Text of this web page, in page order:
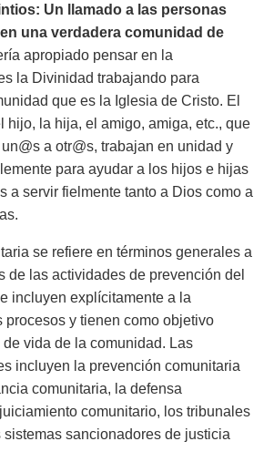
Un llamado a las personas
una verdadera comunidad de
apropiado pensar en la
la Divinidad trabajando para
que es la Iglesia de Cristo. El
hijo, la hija, el amigo, amiga, etc., que
a otr@s, trabajan en unidad y
para ayudar a los hijos e hijas
a servir fielmente tanto a Dios como a
se refiere en términos generales a
de las actividades de prevención del
incluyen explícitamente a la
procesos y tienen como objetivo
vida de la comunidad. Las
incluyen la prevención comunitaria
comunitaria, la defensa
comunitario, los tribunales
sancionadores de justicia